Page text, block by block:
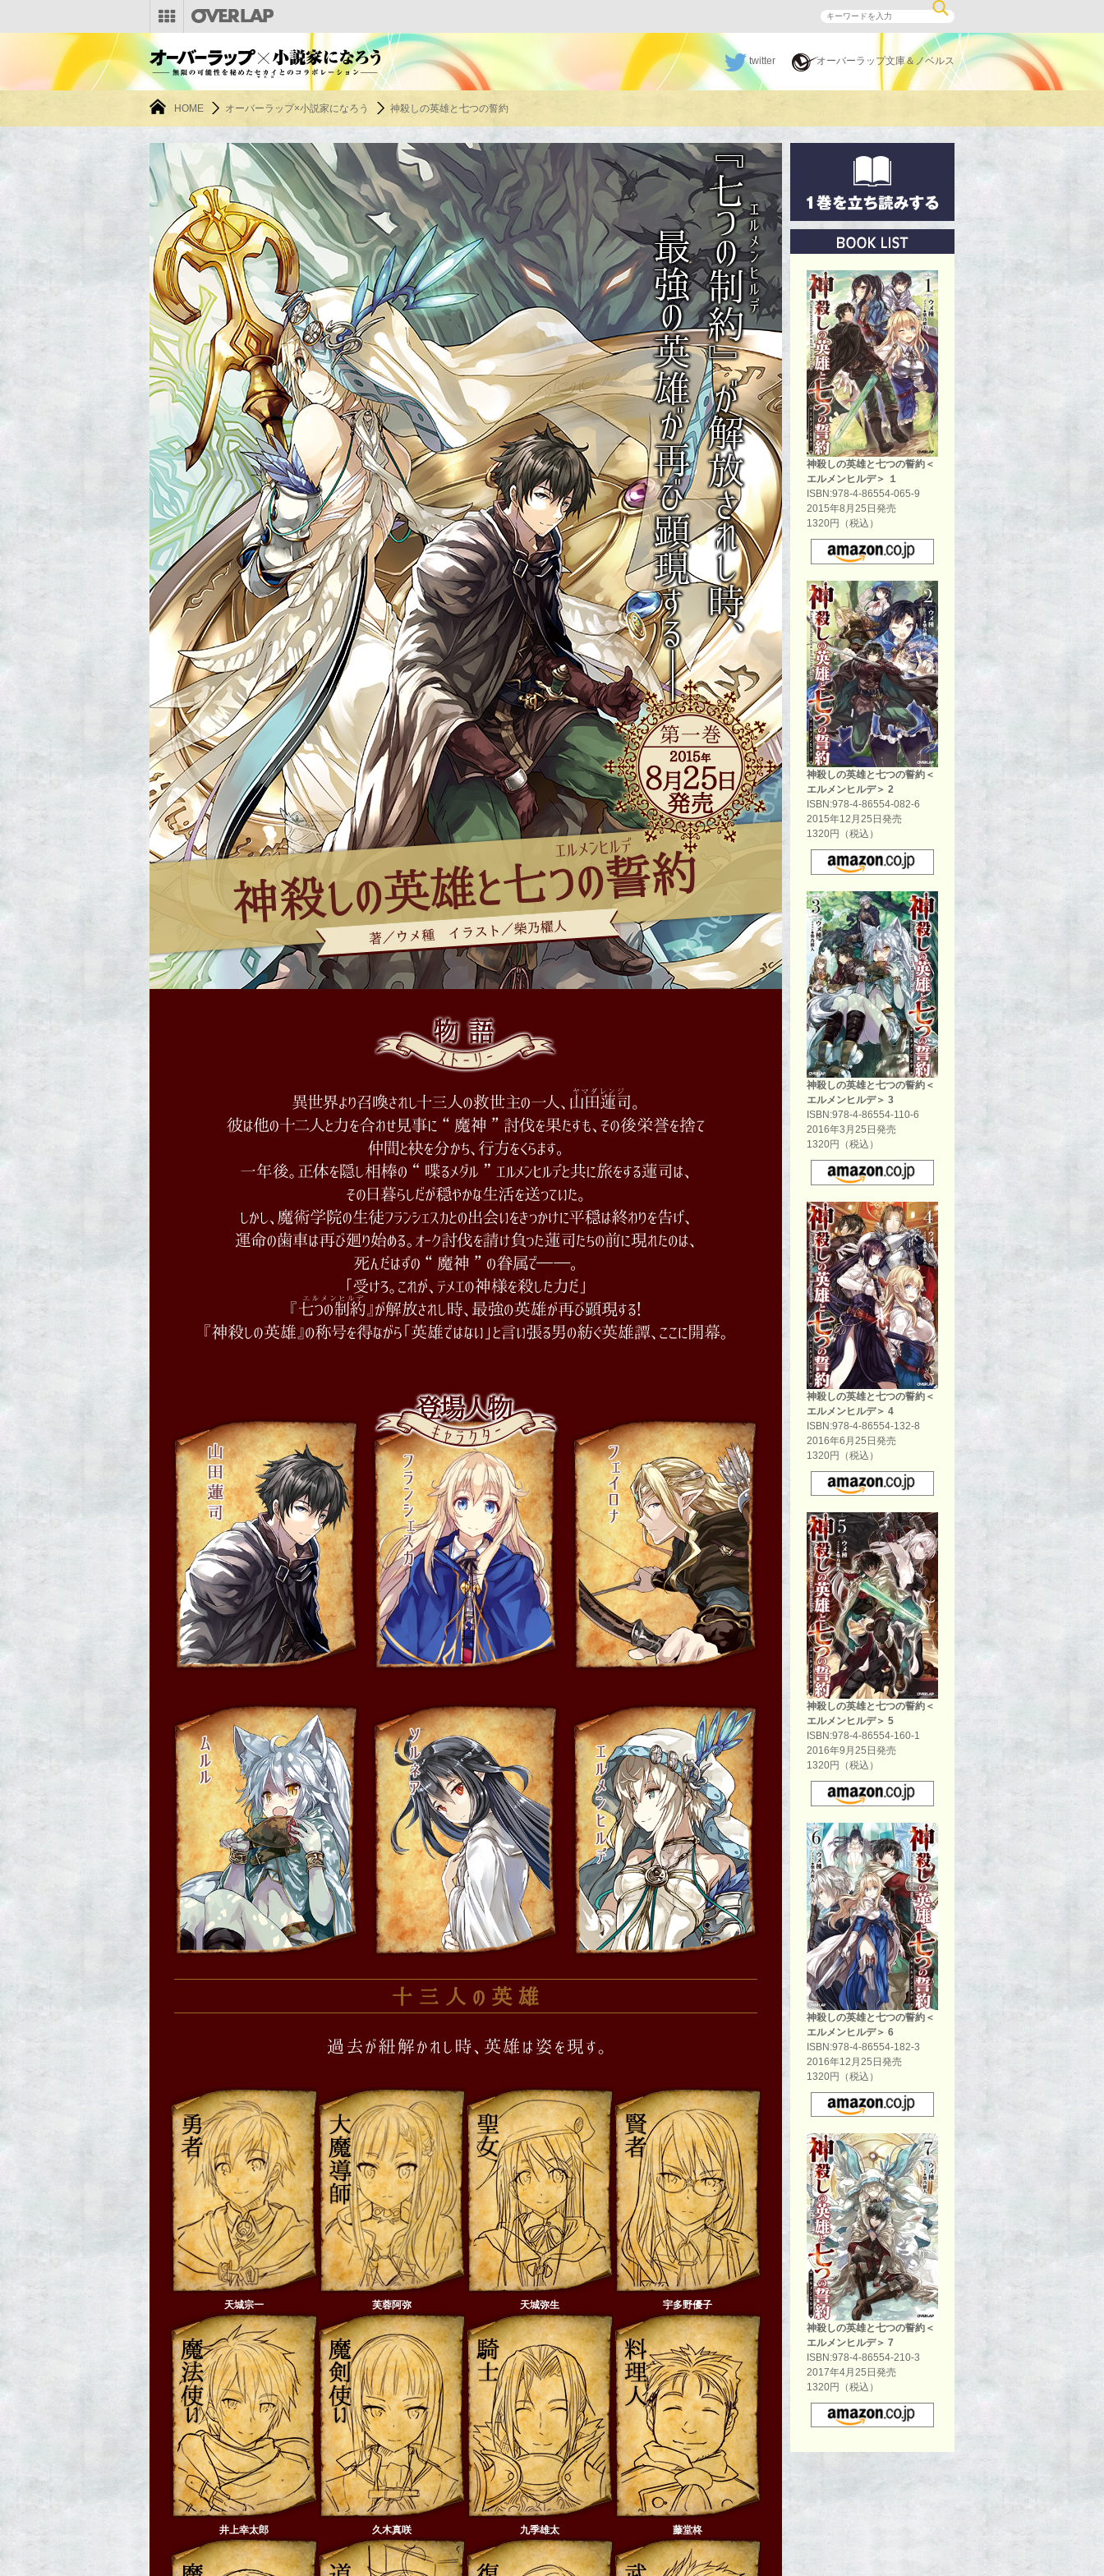
オーバーラップ文庫×小説家になろう twitter オーバーラップ文庫＆ノベルス
HOME オーバーラップ×小説家になろう 神殺しの英雄と七つの誓約
これは、最弱かつ最強の英雄が神を殺した後の物語。
異世界より召喚されし十三人の救世主の一人、山田蓮司。 彼は他の十
character
天城宗一 芙蓉阿弥 天城弥生 宇多野優子
井上幸太郎 久木真咲 九季雄太 藤堂柊
立ち読みはこちらから
神殺しの英雄と七つの誓約＜
エルメンヒルデ＞ １
ISBN:978-4-86554-065-9
2015年8月25日発売
1320円（税込）
神殺しの英雄と七つの誓約＜
エルメンヒルデ＞ 2
ISBN:978-4-86554-082-6
2015年12月25日発売
1320円（税込）
神殺しの英雄と七つの誓約＜
エルメンヒルデ＞ 3
ISBN:978-4-86554-110-6
2016年3月25日発売
1320円（税込）
神殺しの英雄と七つの誓約＜
エルメンヒルデ＞ 4
ISBN:978-4-86554-132-8
2016年6月25日発売
1320円（税込）
神殺しの英雄と七つの誓約＜
エルメンヒルデ＞ 5
ISBN:978-4-86554-160-1
2016年9月25日発売
1320円（税込）
神殺しの英雄と七つの誓約＜
エルメンヒルデ＞ 6
ISBN:978-4-86554-182-3
2016年12月25日発売
1320円（税込）
神殺しの英雄と七つの誓約＜
エルメンヒルデ＞ 7
ISBN:978-4-86554-210-3
2017年4月25日発売
1320円（税込）